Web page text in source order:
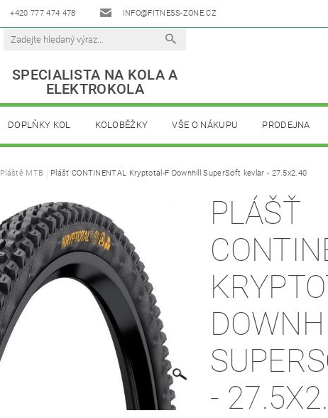
+420 777 474 478 INFO@FITNESS-ZONE.CZ
SPECIALISTA NA KOLA A
ELEKTROKOLA
DOPLŇKY KOL KOLOBĚŽKY VŠE O NÁKUPU PRODEJNA
Pláště MTB Plášť CONTINENTAL Kryptotal-F Downhill SuperSoft kevlar - 27.5x2.40
PLÁŠŤ
-